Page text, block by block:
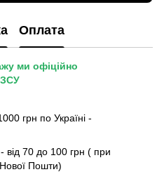
Оплата
ми офіційно
грн по Україні -
70 до 100 грн ( при
Нової Пошти)